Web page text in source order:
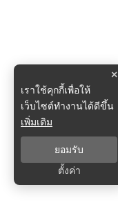
×
เราใช้คุกกี้เพื่อให้
เว็บไซต์ทำงานได้ดีขึ้น
เพิ่มเติม
ยอมรับ
ตั้งค่า